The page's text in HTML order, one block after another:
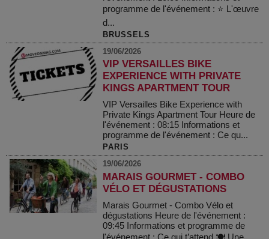
programme de l'événement : ⭐ L'œuvre
d...
BRUSSELS
19/06/2026
VIP VERSAILLES BIKE
EXPERIENCE WITH PRIVATE
KINGS APARTMENT TOUR
VIP Versailles Bike Experience with
Private Kings Apartment Tour Heure de
l'événement : 08:15 Informations et
programme de l'événement : Ce qu...
PARIS
19/06/2026
MARAIS GOURMET - COMBO
VÉLO ET DÉGUSTATIONS
Marais Gourmet - Combo Vélo et
dégustations Heure de l'événement :
09:45 Informations et programme de